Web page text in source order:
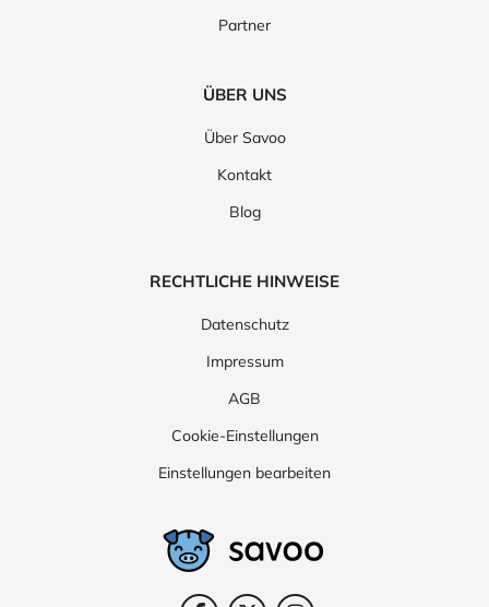
Partner
ÜBER UNS
Über Savoo
Kontakt
Blog
RECHTLICHE HINWEISE
Datenschutz
Impressum
AGB
Cookie-Einstellungen
Einstellungen bearbeiten